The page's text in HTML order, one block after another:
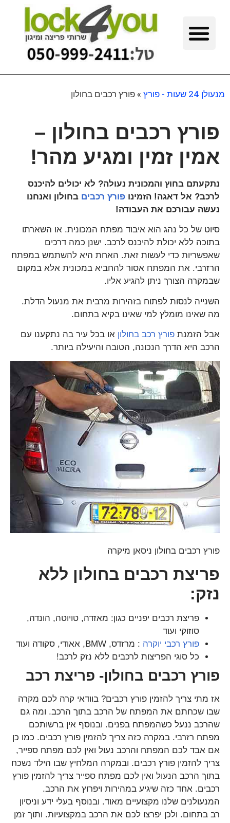
מנעולן 24 שעות - פורץ »פורץ רכבים בחולון
פורץ רכבים בחולון –
אמין זמין ומגיע מהר!
נתקעתם בחוץ והמכונית נעולה? לא יכולים להיכנס
לרכב? אל דאגה! הזמינו פורץ רכבים בחולון ואנחנו
נעשה עבורכם את העבודה!
סיוט של כל נהג הוא איבוד מפתח המכונית. או השארתו
בתוכה ללא יכולת להיכנס לרכב. ישנן כמה דרכים
שאפשריות כדי לעשות זאת. האחת היא להשתמש במפתח
הרזרבי. את המפתח אסור להחביא במכונית אלא במקום
שבמקרה הצורך ניתן להגיע אליו.
השנייה לנסות לפתוח בזהירות מרבית את מנעול הדלת.
מה שאינו מומלץ למי שאינו בקיא בתחום.
אבל הזמנת פורץ רכב בחולון או בכל עיר בה נתקענו עם
הרכב היא הדרך הנכונה, הטובה והיעילה ביותר.
פורץ רכבים בחולון ניסאן מיקרה
פריצת רכבים בחולון ללא
נזק:
פריצת רכבים יפניים כגון: מאזדה, טויוטה, הונדה,
סוזוקי ועוד
פורץ רכבי יוקרה : מרזדס, BMW, אאודי, סקודה ועוד
כל סוגי הפריצות לרכבים ללא נזק לרכב!
פורץ רכבים בחולון- פריצת רכב
אז מתי צריך להזמין פורץ רכבים? בוודאי קרה לכם מקרה
שבו שכחתם את המפתח של הרכב בתוך הרכב. ומה גם
שהרכב ננעל כשהמפתח בפנים. ובנוסף אין ברשותכם
מפתח רזרבי. במקרה כזה צריך להזמין פורץ רכבים. כמו כן
אם אבד לכם המפתח והרכב נעול ואין לכם מפתח ספייר,
צריך להזמין פורץ רכבים. ובמקרה המלחיץ שבו הילד נשכח
בתוך הרכב הנעול ואין לכם מפתח ספייר צריך להזמין פורץ
רכבים. אחד כזה שיגיע במהירות ויפרוץ את הרכב.
המנעולנים שלנו מקצועיים מאוד. ובנוסף בעלי ידע וניסיון
רב בתחום. ולכן יפרצו לכם את הרכב במקצועיות. ותוך זמן